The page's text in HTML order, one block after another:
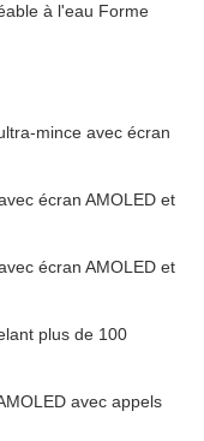
à l'eau Forme
mince avec écran
écran AMOLED et
écran AMOLED et
plus de 100
avec appels